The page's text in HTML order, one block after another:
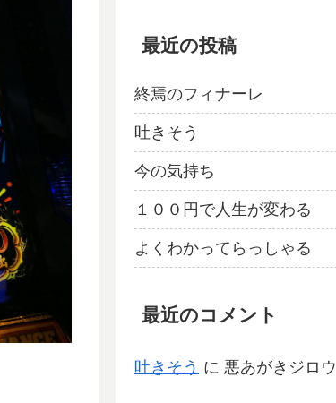
最近の投稿
終焉のフィナーレ
吐きそう
今の気持ち
１００円で人生が変わる
よくわかってらっしゃる
最近のコメント
吐きそう に 悪あがきジロウ